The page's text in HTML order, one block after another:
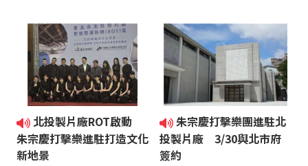
北投製片廠ROT啟動
朱宗慶打擊樂進駐打造文化
新地景
朱宗慶打擊樂團進駐北
投製片廠 3/30與北市府
簽約